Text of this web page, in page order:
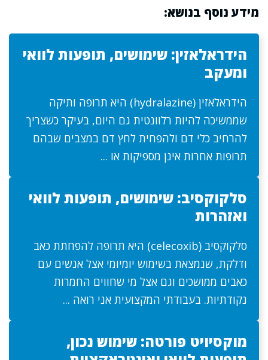
מידע נוסף בנושא:
הידראלאזין: שימושים, תופעות לוואי
ומעקב
הידראלאזין (hydralazine) היא תרופה ותיקה
שממשיכה להיות רלוונטית גם היום, בעיקר כשצריך
להרחיב כלי דם ולהפחית לחץ דם במצבים שבהם
תרופות אחרות אינן מספיקות או ...
סלקוקסיב: שימושים, תופעות לוואי
ואזהרות
סלקוקסיב (celecoxib) היא תרופה להפחתת כאב
ודלקת, שנמצאת בשימוש יומיומי אצל אנשים עם
כאבים ממושכים וגם אצל מי שחווים החמרות
נקודתיות. בעבודתי המקצועית אני רואה ...
מוקסיויט פורטה: שימוש נכון,